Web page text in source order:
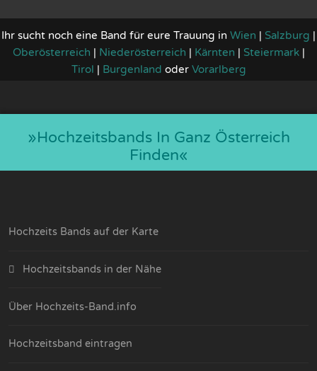
Ihr sucht noch eine Band für eure Trauung in Wien | Salzburg |
Oberösterreich | Niederösterreich | Kärnten | Steiermark|
Tirol | Burgenland oder Vorarlberg
»hochzeitsbands In Ganz Österreich
Finden«
Hochzeits Bands auf der Karte
Hochzeitsbands in der Nähe
Über Hochzeits-Band.info
Hochzeitsband eintragen